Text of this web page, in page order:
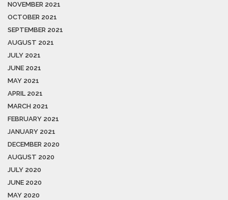
NOVEMBER 2021
OCTOBER 2021
SEPTEMBER 2021
AUGUST 2021
JULY 2021
JUNE 2021
MAY 2021
APRIL 2021
MARCH 2021
FEBRUARY 2021
JANUARY 2021
DECEMBER 2020
AUGUST 2020
JULY 2020
JUNE 2020
MAY 2020